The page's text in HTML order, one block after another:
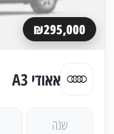
₪295,000
אאודי A3
שנה